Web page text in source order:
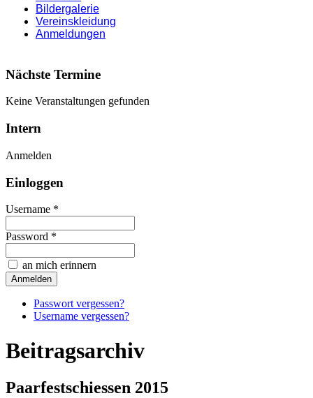
Bildergalerie
Vereinskleidung
Anmeldungen
Nächste Termine
Keine Veranstaltungen gefunden
Intern
Anmelden
Einloggen
Username *
Password *
an mich erinnern
Passwort vergessen?
Username vergessen?
Beitragsarchiv
Paarfestschiessen 2015